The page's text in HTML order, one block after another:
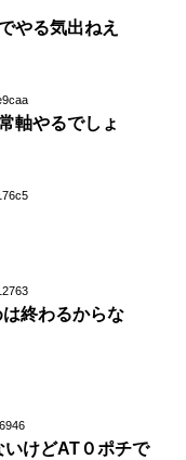
やる気出ねえ
軸やるでしょ
終わるからな
けどAT０ポチで